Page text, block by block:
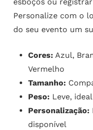
esboços ou
Personalize com o
do seu evento um
Cores: Azul,
Vermelho
Tamanho:
Peso: Leve,
Personalização:
disponível